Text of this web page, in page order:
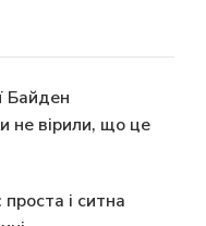
Байден
не вірили, що це
і ситна